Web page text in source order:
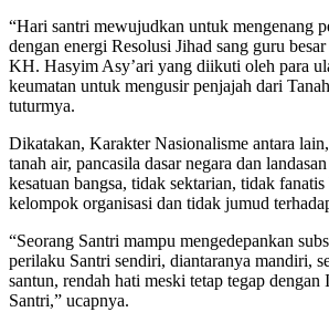
“Hari santri mewujudkan untuk mengenang
dengan energi Resolusi Jihad sang guru
KH. Hasyim Asy’ari yang diikuti oleh para
keumatan untuk mengusir penjajah dari
tuturmya.
Dikatakan, Karakter Nasionalisme antara
tanah air, pancasila dasar negara dan
kesatuan bangsa, tidak sektarian, tidak fanatis
kelompok organisasi dan tidak jumud
“Seorang Santri mampu mengedepankan
perilaku Santri sendiri, diantaranya mandiri,
santun, rendah hati meski tetap tegap dengan
Santri,” ucapnya.